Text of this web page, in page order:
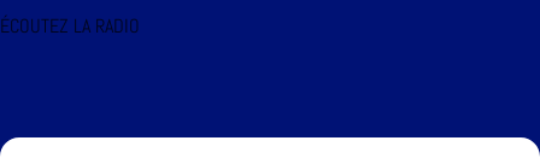
ÉCOUTEZ LA RADIO